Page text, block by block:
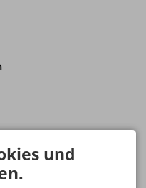
und